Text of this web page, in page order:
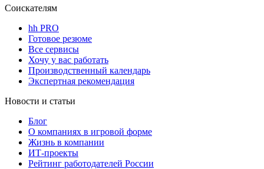
Соискателям
hh PRO
Готовое резюме
Все сервисы
Хочу у вас работать
Производственный календарь
Экспертная рекомендация
Новости и статьи
Блог
О компаниях в игровой форме
Жизнь в компании
ИТ-проекты
Рейтинг работодателей России